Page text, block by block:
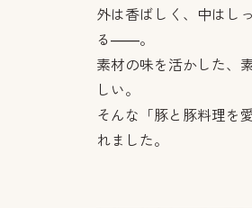
外は香ばしく、中はし
る——。
素材の味を活かした、
しい。
そんな「豚と豚料理を
れました。